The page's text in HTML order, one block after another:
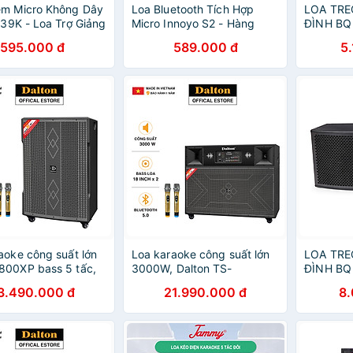
Micro Không Dây
- Loa Trợ Giảng
Loa 10W Kết Nối
Dung Lượng
Sử Dụng Lên
S358 10W
Mini Amplifier
Guide Headset
- Hàng Chính
595.000 đ
Loa Bluetooth Tích Hợp
Micro Innoyo S2 - Hàng
589.000 đ
LOA
ĐÌNH
công suất lớn
bass 5 tấc,
cực hay-Hàng
( Sản xuất tại
)- BH 12 THÁNG -
HÃNG
đ
Loa karaoke công suất lớn
3000W, Dalton TS-
inches x 2, hệ thống 4 loa 2
đường tiếng, tặng kèm 2
micro không dây sóng UHF-
Bảo hành loa12 tháng.
21.990.000 đ
LOA
ĐÌNH